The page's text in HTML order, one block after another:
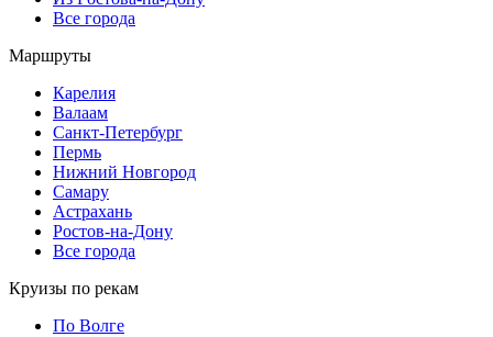
Все города
Маршруты
Карелия
Валаам
Санкт-Петербург
Пермь
Нижний Новгород
Самару
Астрахань
Ростов-на-Дону
Все города
Круизы по рекам
По Волге